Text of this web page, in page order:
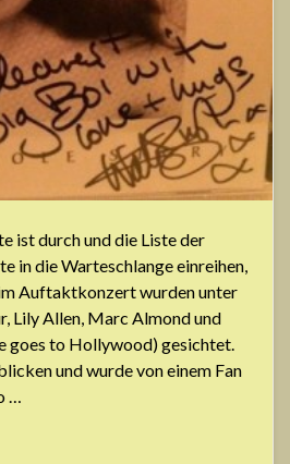
ist durch und die Liste der
in die Warteschlange einreihen,
Auftaktkonzert wurden unter
Lily Allen, Marc Almond und
goes to Hollywood) gesichtet.
und wurde von einem Fan
…